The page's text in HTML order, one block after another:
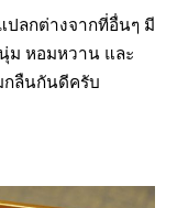
ปลกต่างจากที่อื่นๆ มี
ม หอมหวาน และ
กลืนกันดีครับ